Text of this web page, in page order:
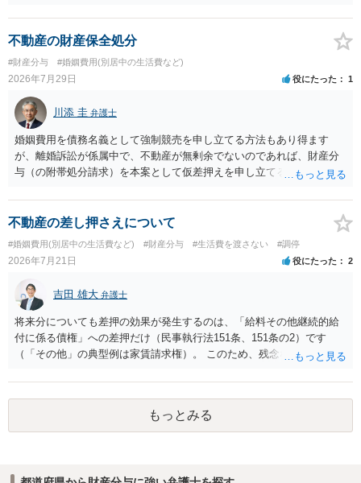
不動産の財産保全処分
#財産分与 #婚姻費用(別居中の生活費など)
2026年7月29日 役にたった 1
川添 圭 弁護士
婚姻費用を債務名義として強制競売を申し立てる方法もあり得ます
が、離婚訴訟が係属中で、不動産が無剰余でないのであれば、財産分
与（の附帯処分請求）を本案として仮差押えを申し立てる（法的には
えられます。弁護士へ依頼しているのであれば、担当弁護士とよく相
談してください。
不動産の差し押さえについて
#婚姻費用(別居中の生活費など) #財産分与 #生活費を渡さない #調停
2026年7月21日 役にたった 2
吉田 雄大 弁護士
将来分についても差押の効果が発生するのは、「給料その他継続的給
付に係る債権」への差押だけ（民事執行法151条、151条の2）です
（「その他」の典型例は家賃請求権）。 このため、残念ながらお答え
のみが配当の対象です。
もっとみる